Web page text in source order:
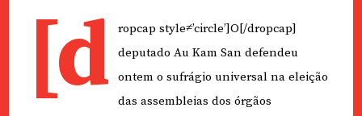
[d
ropcap style≠’circle’]O[/dropcap]
deputado Au Kam San defendeu
ontem o sufrágio universal na eleição
das assembleias dos órgãos